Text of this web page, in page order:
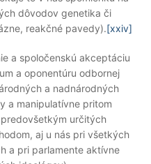
dôvodov genetika či
reakčné pavedy).[xxiv]
a spoločenskú akceptáciu
a oponentúru odbornej
a nadnárodných
a manipulatívne pritom
určitých
aj u nás pri všetkých
a pri parlamente aktívne